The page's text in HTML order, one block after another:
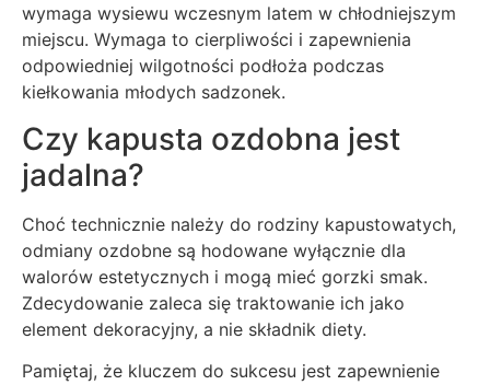
wymaga wysiewu wczesnym latem w chłodniejszym
miejscu. Wymaga to cierpliwości i zapewnienia
odpowiedniej wilgotności podłoża podczas
kiełkowania młodych sadzonek.
Czy kapusta ozdobna jest
jadalna?
Choć technicznie należy do rodziny kapustowatych,
odmiany ozdobne są hodowane wyłącznie dla
walorów estetycznych i mogą mieć gorzki smak.
Zdecydowanie zaleca się traktowanie ich jako
element dekoracyjny, a nie składnik diety.
Pamiętaj, że kluczem do sukcesu jest zapewnienie